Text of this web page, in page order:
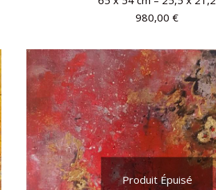
980,00 €
Produit Épuisé